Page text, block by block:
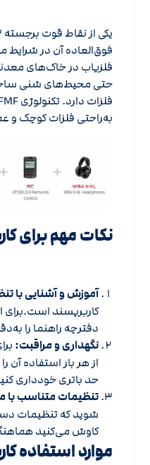
فوق‌العاده آن در
فلزیاب در خاک‌های
حتی محیط‌های شنی
به‌راحتی فلزات کوچک و
نکات مهم برای
آموزش و آشنایی با
کاربرپسند است.برای
دفترچه راهنما را
نگهداری و مراقبت:
از هر بار استفاده آن
حد باتری خودداری
تنظیمات متناسب با
شوید که تنظیمات
کاوش می‌کنید
موارد استفاده